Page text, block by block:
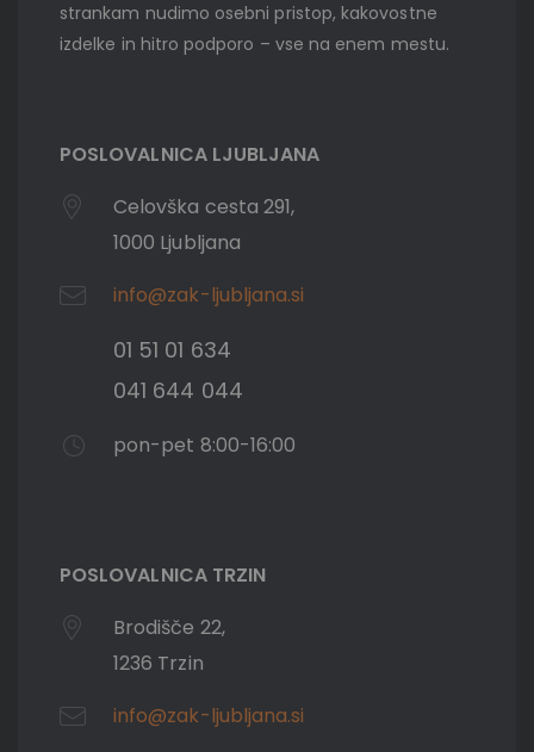
strankam nudimo osebni pristop, kakovostne
izdelke in hitro podporo – vse na enem mestu.
POSLOVALNICA LJUBLJANA
Celovška cesta 291,
1000 Ljubljana
info@zak-ljubljana.si
01 51 01 634
041 644 044
pon-pet 8:00-16:00
POSLOVALNICA TRZIN
Brodišče 22,
1236 Trzin
info@zak-ljubljana.si